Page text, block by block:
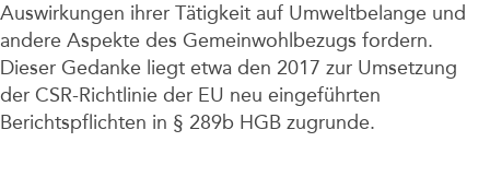
Auswirkungen ihrer Tätigkeit auf Umweltbelange und
andere Aspekte des Gemeinwohlbezugs fordern.
Dieser Gedanke liegt etwa den 2017 zur Umsetzung
der CSR-Richtlinie der EU neu eingeführten
Berichtspflichten in § 289b HGB zugrunde.